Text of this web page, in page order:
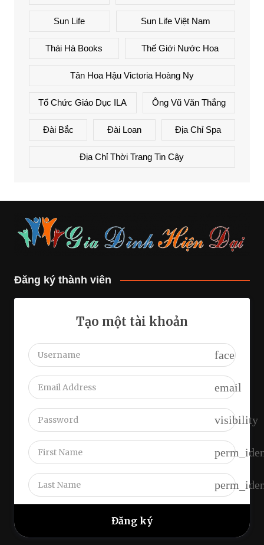
Sun Life Sun Life Việt Nam
Thái Hà Books Thế Giới Nước Hoa
Tân Hoa Hậu Victoria Hoàng Ny
Tổ Chức Giáo Dục ILA Ông Vũ Văn Thắng
Đài Bắc Đài Loan Địa Chỉ Spa
Địa Chỉ Thời Trang Tin Cậy
Đăng ký thành viên
Tạo một tài khoản
face
email
visibility